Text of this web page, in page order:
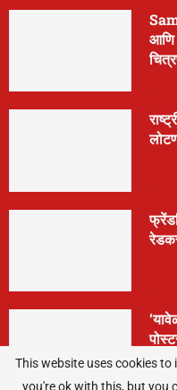
आणि
This website uses cookies to
you're ok with this, but you